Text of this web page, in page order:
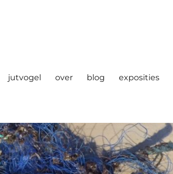
jutvogel over blog exposities